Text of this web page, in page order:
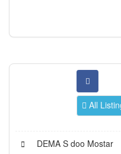
All
DEMA S doo Mostar